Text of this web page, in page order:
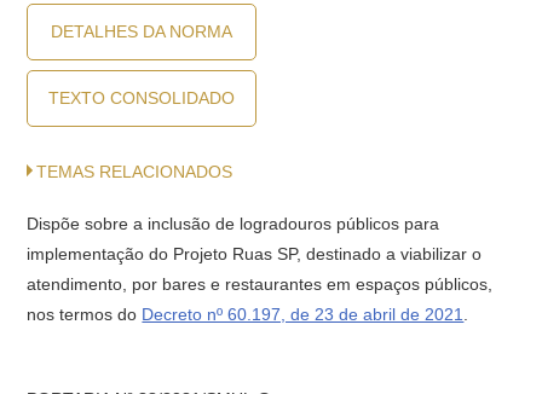
DETALHES DA NORMA
TEXTO CONSOLIDADO
TEMAS RELACIONADOS
Dispõe sobre a inclusão de logradouros públicos para
implementação do Projeto Ruas SP, destinado a viabilizar o
atendimento, por bares e restaurantes em espaços públicos,
nos termos do Decreto nº 60.197, de 23 de abril de 2021